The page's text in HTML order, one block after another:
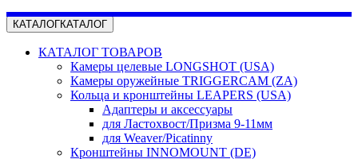
КАТАЛОГКАТАЛОГ
КАТАЛОГ ТОВАРОВ
Камеры целевые LONGSHOT (USA)
Камеры оружейные TRIGGERCAM (ZA)
Кольца и кронштейны LEAPERS (USA)
Адаптеры и аксессуары
для Ластохвост/Призма 9-11мм
для Weaver/Picatinny
Кронштейны INNOMOUNT (DE)